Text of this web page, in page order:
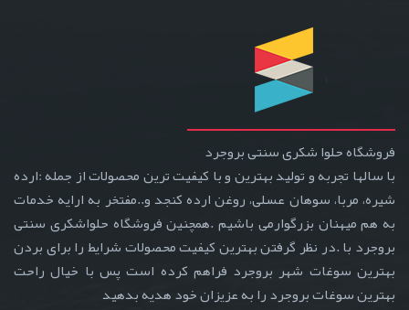
فروشگاه حلوا شکری سنتی بروجرد
با سالها تجربه و تولید بهترین و با کیفیت ترین محصولات از جمله :ارده
شیره، مربا، سوهان عسلی، روغن ارده کنجد و..مفتخر به ارایه خدمات
به هم میهنان بزرگوارمی باشیم .همچنین فروشگاه حلواشکری سنتی
بروجرد با .در نظر گرفتن بهترین کیفیت محصولات شرایط را برای بردن
بهترین سوغات شهر بروجرد فراهم کرده است پس با خیال راحت
بهترین سوغات بروجرد را به عزیزان خود هدیه بدهید